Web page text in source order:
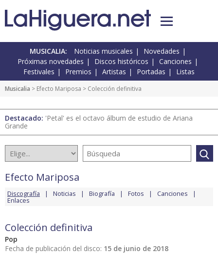
MUSICALIA: Noticias musicales
Novedades
Próximas novedades
Discos históricos
Canciones
Festivales
Premios Artistas Portadas Listas
Musicalia > Efecto Mariposa > Colección definitiva
Destacado: 'Petal' es el octavo álbum de estudio de Ariana
Grande
Efecto Mariposa
Discografía Noticias Biografía Fotos Canciones
Enlaces
Colección definitiva
Pop
Fecha de publicación del disco: 15 de junio de 2018